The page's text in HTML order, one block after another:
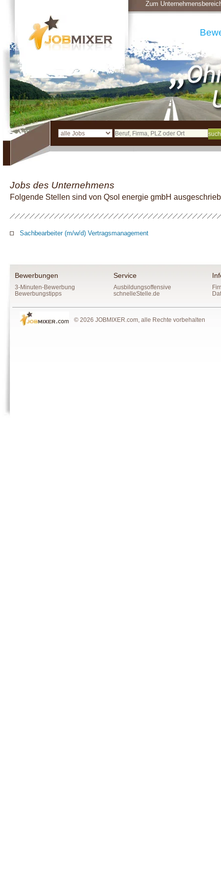
Zum
Jobs des Unternehmens
Folgende Stellen sind von Qsol energie gmbH
Sachbearbeiter (m/w/d) Vertragsmanagement
Bewerbungen
3-Minuten-Bewerbung
Bewerbungstipps
Service
Ausbildungsoffensive
schnelleStelle.de
© 2026 JOBMIXER.com, alle Rechte vorbehalten